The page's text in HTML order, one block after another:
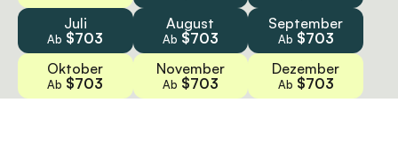
Juli
Ab $703
August
Ab $703
September
Ab $703
Oktober
Ab $703
November
Ab $703
Dezember
Ab $703